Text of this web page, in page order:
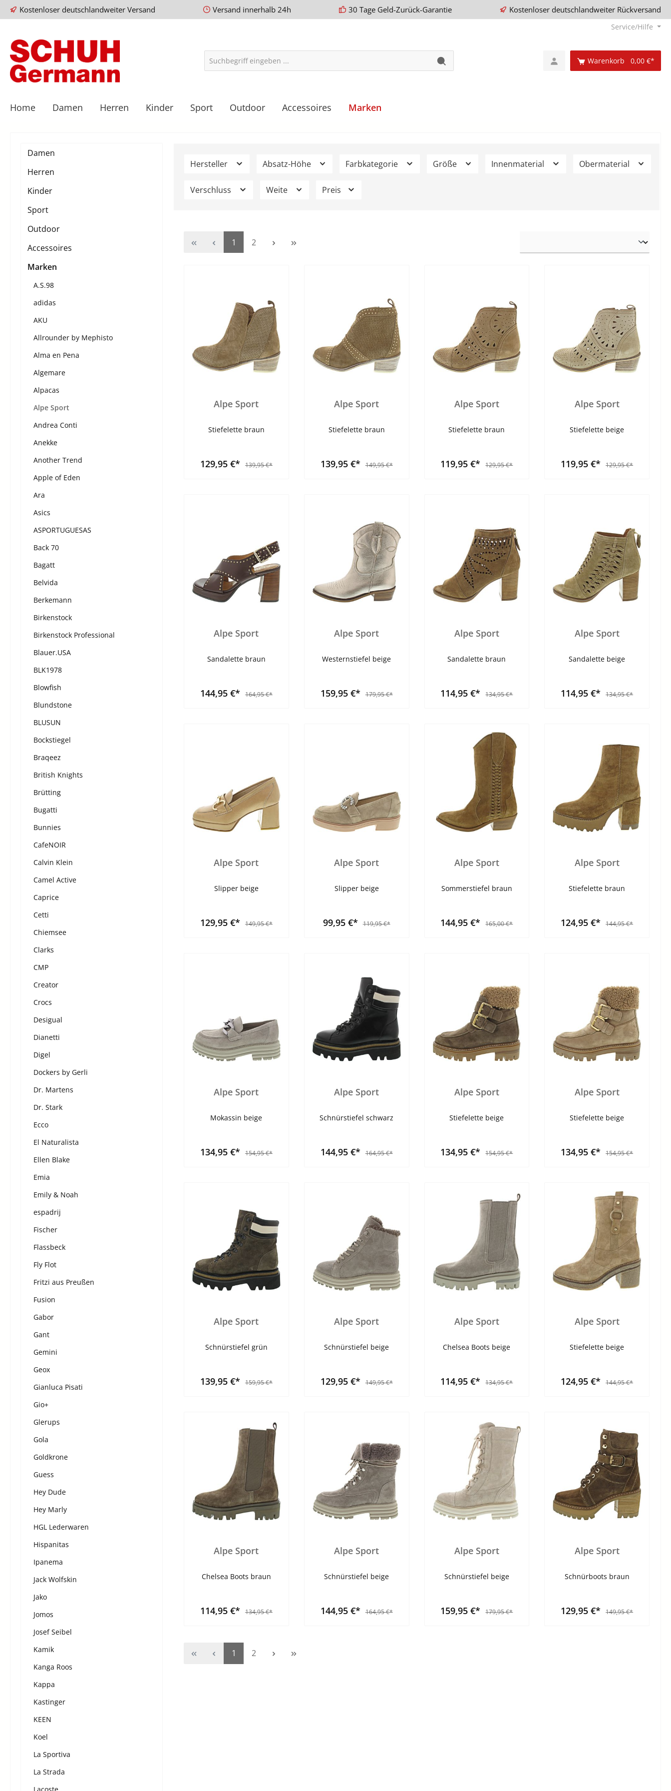
Kostenloser deutschlandweiter Versand Versand innerhalb 24h 30 Tage Geld-Zurück-Garantie Kostenloser deutschlandweiter Rückversand
Service/Hilfe
Warenkorb 0,00 €*
Home Damen Herren Kinder Sport Outdoor Accessoires Marken
Damen
Herren
Kinder
Sport
Outdoor
Accessoires
Marken
A.S.98
adidas
AKU
Allrounder by Mephisto
Alma en Pena
Algemare
Alpacas
Alpe Sport
Andrea Conti
Anekke
Another Trend
Apple of Eden
Ara
Asics
ASPORTUGUESAS
Back 70
Bagatt
Belvida
Berkemann
Birkenstock
Birkenstock Professional
Blauer.USA
BLK1978
Blowfish
Blundstone
BLUSUN
Bockstiegel
Braqeez
British Knights
Brütting
Bugatti
Bunnies
CafeNOIR
Calvin Klein
Camel Active
Caprice
Cetti
Chiemsee
Clarks
CMP
Creator
Crocs
Desigual
Dianetti
Digel
Dockers by Gerli
Dr. Martens
Dr. Stark
Ecco
El Naturalista
Ellen Blake
Emia
Emily & Noah
espadrij
Fischer
Flassbeck
Fly Flot
Fritzi aus Preußen
Fusion
Gabor
Gant
Gemini
Geox
Gianluca Pisati
Gio+
Glerups
Gola
Goldkrone
Guess
Hey Dude
Hey Marly
HGL Lederwaren
Hispanitas
Ipanema
Jack Wolfskin
Jako
Jomos
Josef Seibel
Kamik
Kanga Roos
Kappa
Kastinger
KEEN
Koel
La Sportiva
La Strada
Lacoste
Hersteller Absatz-Höhe Farbkategorie Größe Innenmaterial Obermaterial
Verschluss Weite Preis
1 2
Alpe Sport
Stiefelette braun
129,95 €* 139,95 €*
Alpe Sport
Stiefelette braun
139,95 €* 149,95 €*
Alpe Sport
Stiefelette braun
119,95 €* 129,95 €*
Alpe Sport
Stiefelette beige
119,95 €* 129,95 €*
Alpe Sport
Sandalette braun
144,95 €* 164,95 €*
Alpe Sport
Westernstiefel beige
159,95 €* 179,95 €*
Alpe Sport
Sandalette braun
114,95 €* 134,95 €*
Alpe Sport
Sandalette beige
114,95 €* 134,95 €*
Alpe Sport
Slipper beige
129,95 €* 149,95 €*
Alpe Sport
Slipper beige
99,95 €* 119,95 €*
Alpe Sport
Sommerstiefel braun
144,95 €* 165,00 €*
Alpe Sport
Stiefelette braun
124,95 €* 144,95 €*
Alpe Sport
Mokassin beige
134,95 €* 154,95 €*
Alpe Sport
Schnürstiefel schwarz
144,95 €* 164,95 €*
Alpe Sport
Stiefelette beige
134,95 €* 154,95 €*
Alpe Sport
Stiefelette beige
134,95 €* 154,95 €*
Alpe Sport
Schnürstiefel grün
139,95 €* 159,95 €*
Alpe Sport
Schnürstiefel beige
129,95 €* 149,95 €*
Alpe Sport
Chelsea Boots beige
114,95 €* 134,95 €*
Alpe Sport
Stiefelette beige
124,95 €* 144,95 €*
Alpe Sport
Chelsea Boots braun
114,95 €* 134,95 €*
Alpe Sport
Schnürstiefel beige
144,95 €* 164,95 €*
Alpe Sport
Schnürstiefel beige
159,95 €* 179,95 €*
Alpe Sport
Schnürboots braun
129,95 €* 149,95 €*
1 2